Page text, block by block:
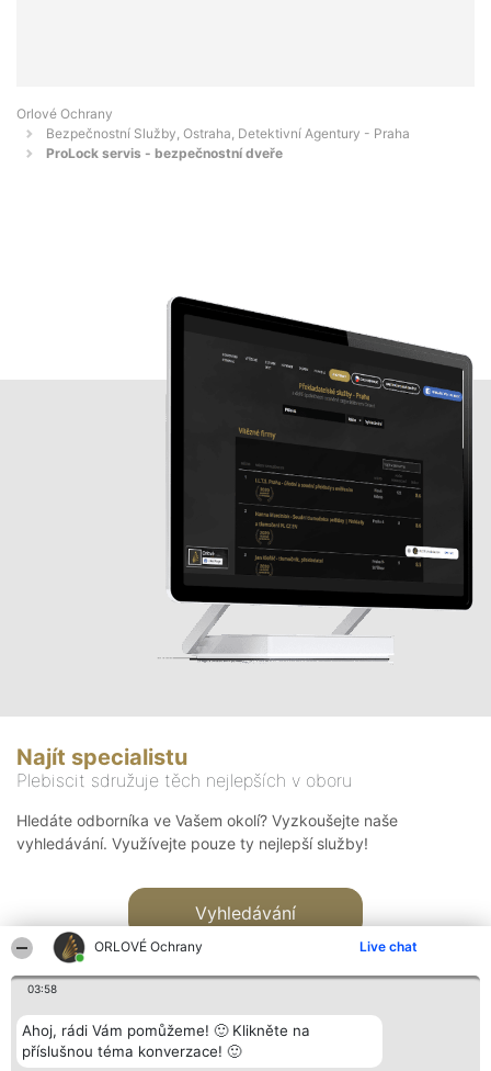
ORLOVÉ Ochrany Live chat
03:58
Ahoj, rádi Vám pomůžeme! 🙂 Klikněte na
příslušnou téma konverzace! 🙂
Orlové Ochrany
Bezpečnostní Služby, Ostraha, Detektivní Agentury - Praha
ProLock servis - bezpečnostní dveře
Najít specialistu
Plebiscit sdružuje těch nejlepších v oboru
Hledáte odborníka ve Vašem okolí? Vyzkoušejte naše
vyhledávání. Využívejte pouze ty nejlepší služby!
Vyhledávání